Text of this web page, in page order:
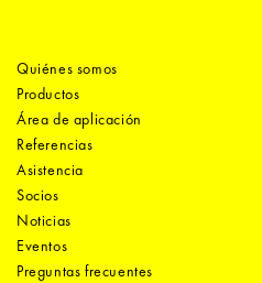
Quiénes somos
Productos
Área de aplicación
Referencias
Asistencia
Socios
Noticias
Eventos
Preguntas frecuentes